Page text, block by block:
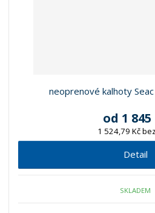
neoprenové kalhoty Seac
od 1 845
1 524,79 Kč
Detail
SKLADEM